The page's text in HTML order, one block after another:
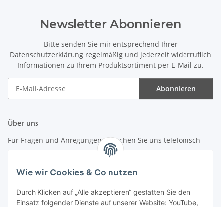
Wie wir Cookies & Co nutzen
Durch Klicken auf „Alle akzeptieren“ gestatten Sie den
Einsatz folgender Dienste auf unserer Website: YouTube,
Newsletter Abonnieren
Bitte senden Sie mir entsprechend Ihrer
Datenschutzerklärung regelmäßig und jederzeit widerruflich
Informationen zu Ihrem Produktsortiment per E-Mail zu.
Abonnieren
Über uns
Für Fragen und Anregungen erreichen Sie uns telefonisch
info (at) zweitedel.de
Informationen